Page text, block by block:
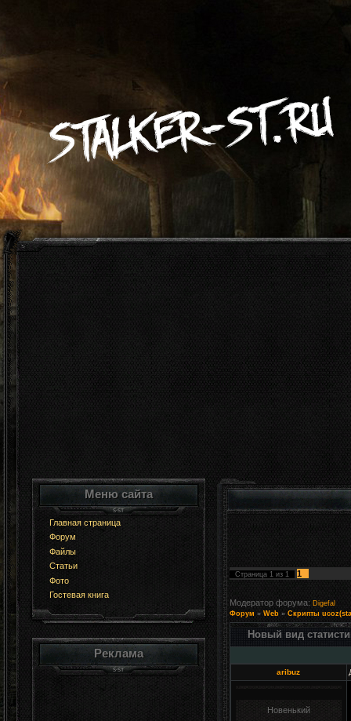
Меню сайта
Главная страница
Форум
Файлы
Статьи
Фото
Гостевая книга
Реклама
Страница 1 из 1 1
Модератор форума: Digefal
Форум » Web » Скрипты
Новый вид
aribuz
Новенький